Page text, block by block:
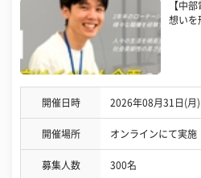
【中
想いを
開催日時 2026年08月31日(月
開催場所 オンラインにて実施
募集人数 300名